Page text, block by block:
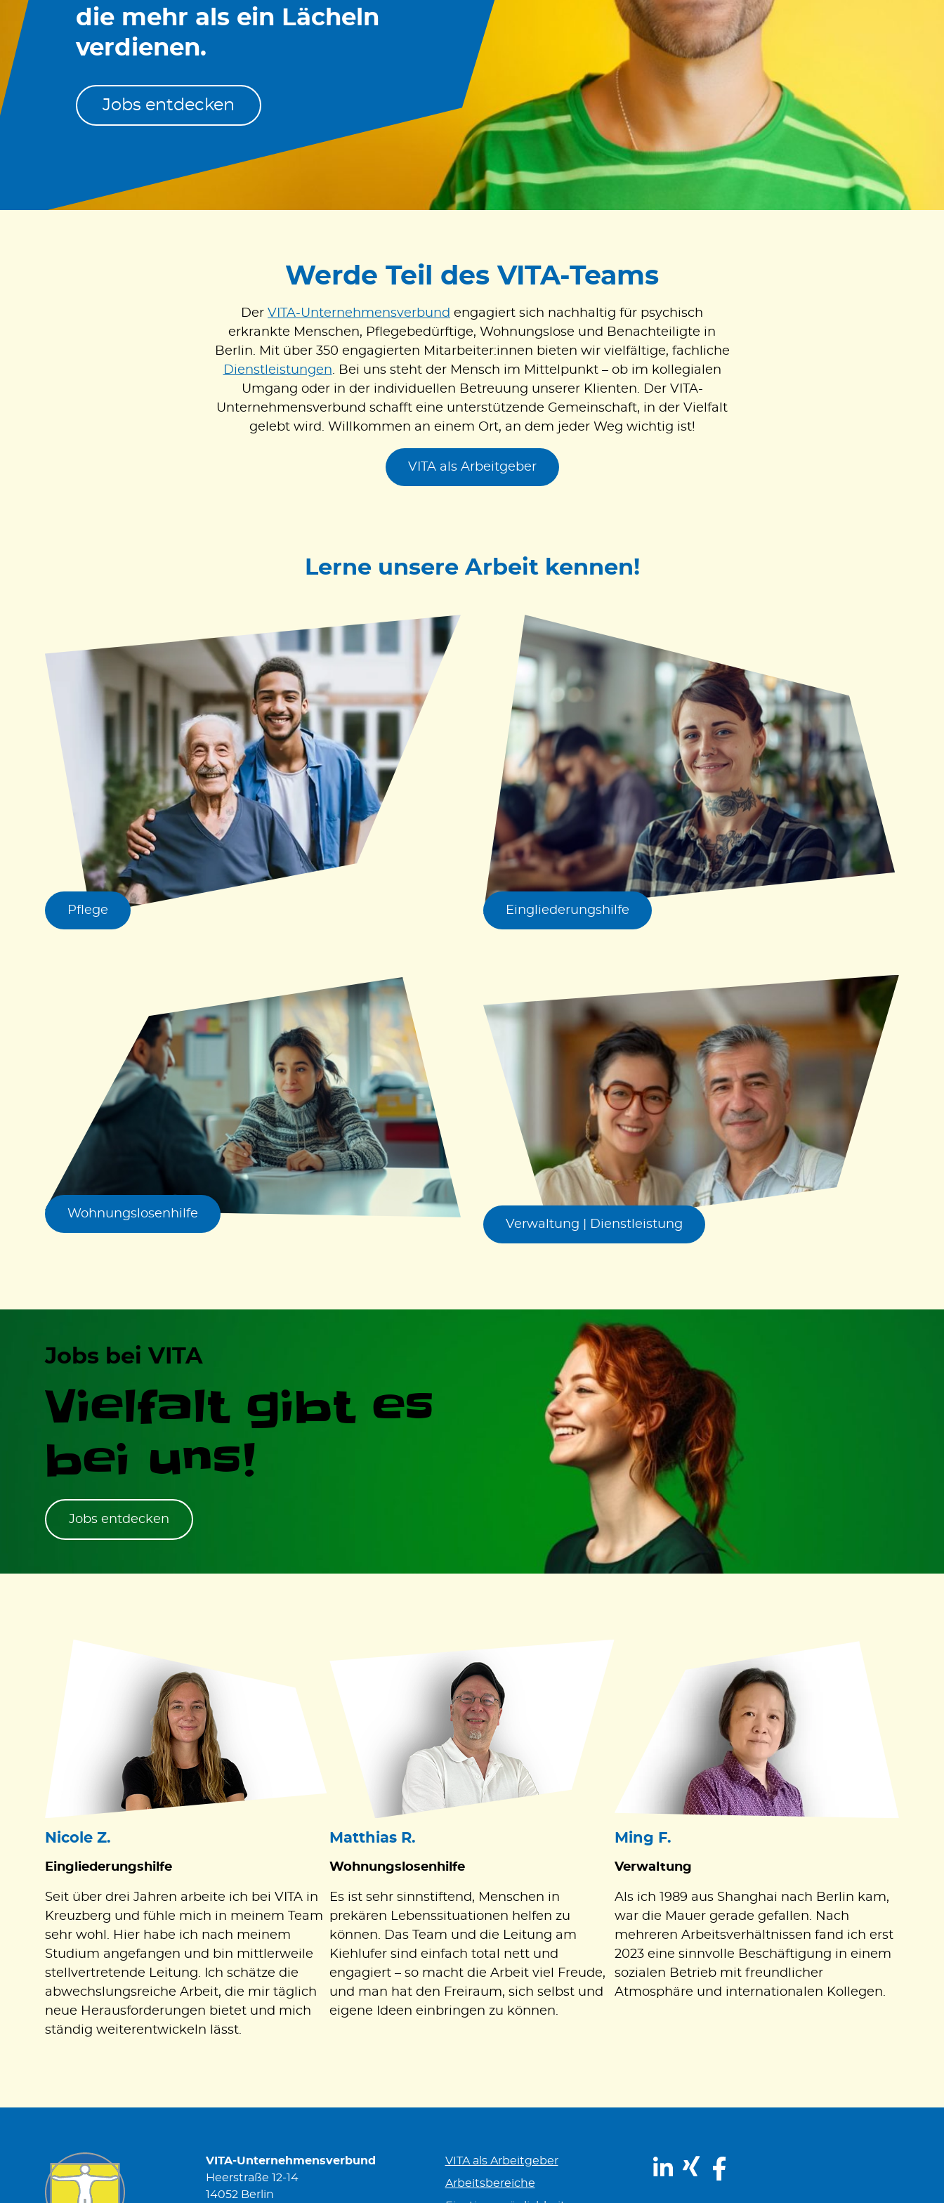
die mehr als ein Lächeln
verdienen.
Jobs entdecken
Werde Teil des VITA-Teams
Der VITA-Unternehmensverbund engagiert sich nachhaltig für psychisch
erkrankte Menschen, Pflegebedürftige, Wohnungslose und Benachteiligte in
Berlin. Mit über 350 engagierten Mitarbeiter:innen bieten wir vielfältige, fachliche
Dienstleistungen. Bei uns steht der Mensch im Mittelpunkt – ob im kollegialen
Umgang oder in der individuellen Betreuung unserer Klienten. Der VITA-
Unternehmensverbund schafft eine unterstützende Gemeinschaft, in der Vielfalt
gelebt wird. Willkommen an einem Ort, an dem jeder Weg wichtig ist!
VITA als Arbeitgeber
Lerne unsere Arbeit kennen!
Pflege Eingliederungshilfe
Wohnungslosenhilfe
Verwaltung | Dienstleistung
Jobs bei VITA
Vielfalt gibt es
bei uns!
Jobs entdecken
Nicole Z.
Eingliederungshilfe
Seit über drei Jahren arbeite ich bei VITA in
Kreuzberg und fühle mich in meinem Team
sehr wohl. Hier habe ich nach meinem
Studium angefangen und bin mittlerweile
stellvertretende Leitung. Ich schätze die
abwechslungsreiche Arbeit, die mir täglich
neue Herausforderungen bietet und mich
ständig weiterentwickeln lässt.
Matthias R.
Wohnungslosenhilfe
Es ist sehr sinnstiftend, Menschen in
prekären Lebenssituationen helfen zu
können. Das Team und die Leitung am
Kiehlufer sind einfach total nett und
engagiert – so macht die Arbeit viel Freude,
und man hat den Freiraum, sich selbst und
eigene Ideen einbringen zu können.
Ming F.
Verwaltung
Als ich 1989 aus Shanghai nach Berlin kam,
war die Mauer gerade gefallen. Nach
mehreren Arbeitsverhältnissen fand ich erst
2023 eine sinnvolle Beschäftigung in einem
sozialen Betrieb mit freundlicher
Atmosphäre und internationalen Kollegen.
VITA-Unternehmensverbund
Heerstraße 12-14
14052 Berlin
VITA als Arbeitgeber
Arbeitsbereiche
LinkedIn Facebook